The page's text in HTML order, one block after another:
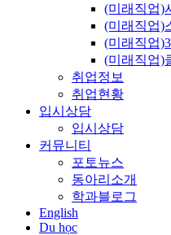
(미래직업)
(미래직업)
(미래직업
(미래직업)
취업정보
취업현황
입시상담
입시상담
커뮤니티
포토뉴스
동아리소개
학과블로그
English
Du học